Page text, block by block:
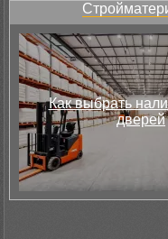
Как выбрать
дверей